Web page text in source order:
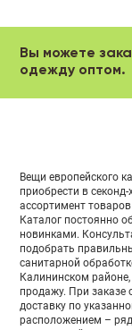
Вы можете
одежду оптом.
Вещи европейского
приобрести в
ассортимент
Каталог постоянно
новинками.
подобрать
санитарной
Калининском
продажу. При заказе
доставку по
расположением –